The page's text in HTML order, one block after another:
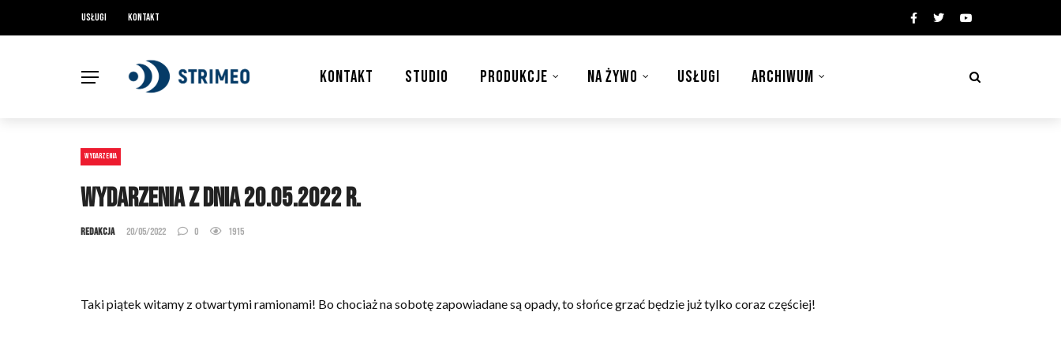
Usługi Kontakt
KONTAKT STUDIO PRODUKCJE NA ŻYWO USŁUGI ARCHIWUM
WYDARZENIA
Wydarzenia z dnia 20.05.2022 r.
Redakcja 20/05/2022 0 1915
Taki piątek witamy z otwartymi ramionami! Bo chociaż na sobotę zapowiadane są opady, to słońce grzać będzie już tylko coraz częściej!